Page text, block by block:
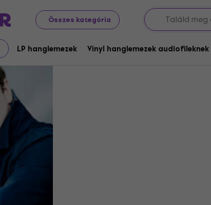
Összes kategória
LP hanglemezek Vinyl hanglemezek audiofileknek
Denis Kozhukhin